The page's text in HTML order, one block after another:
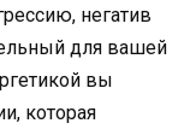
негатив
для вашей
вы
которая